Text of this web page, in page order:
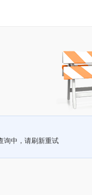
询中，请刷新重试